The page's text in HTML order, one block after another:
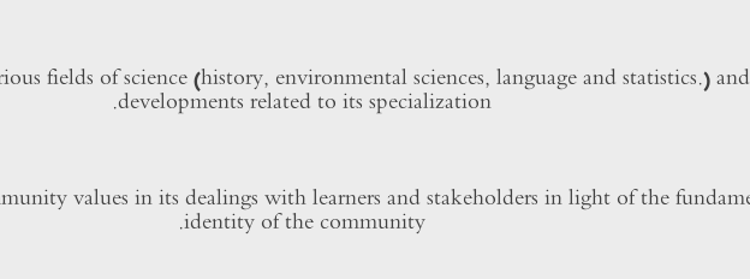
fields of science (history, environmental sciences, language and statistics.)
developments related to its specialization.
values ​​in its dealings with learners and stakeholders in light of the
identity of the community.